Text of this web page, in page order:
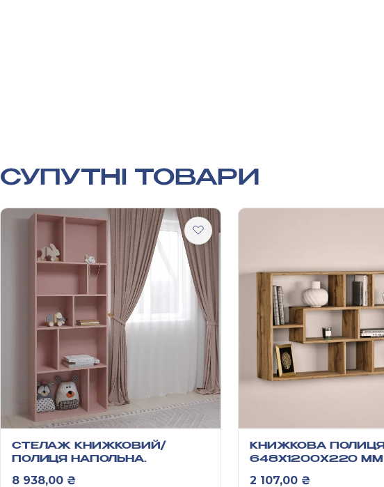
СУПУТНІ ТОВАРИ
СТЕЛАЖ КНИЖКОВИЙ/
ПОЛИЦЯ НАПОЛЬНА
8 938,00 ₴
КНИЖКОВА ПОЛИЦЯ
648Х1200Х220 ММ
2 107,00 ₴